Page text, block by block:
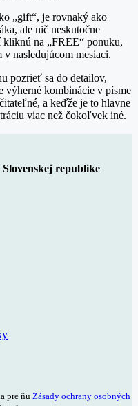
„gift“, je rovnaký ako
ale nič neskutočne
na „FREE“ ponuku,
nasledujúcom mesiaci.
pozrieť sa do detailov,
výherné kombinácie v písme
a keďže je to hlavne
viac než čokoľvek iné.
republike
pre ňu Zásady ochrany osobných